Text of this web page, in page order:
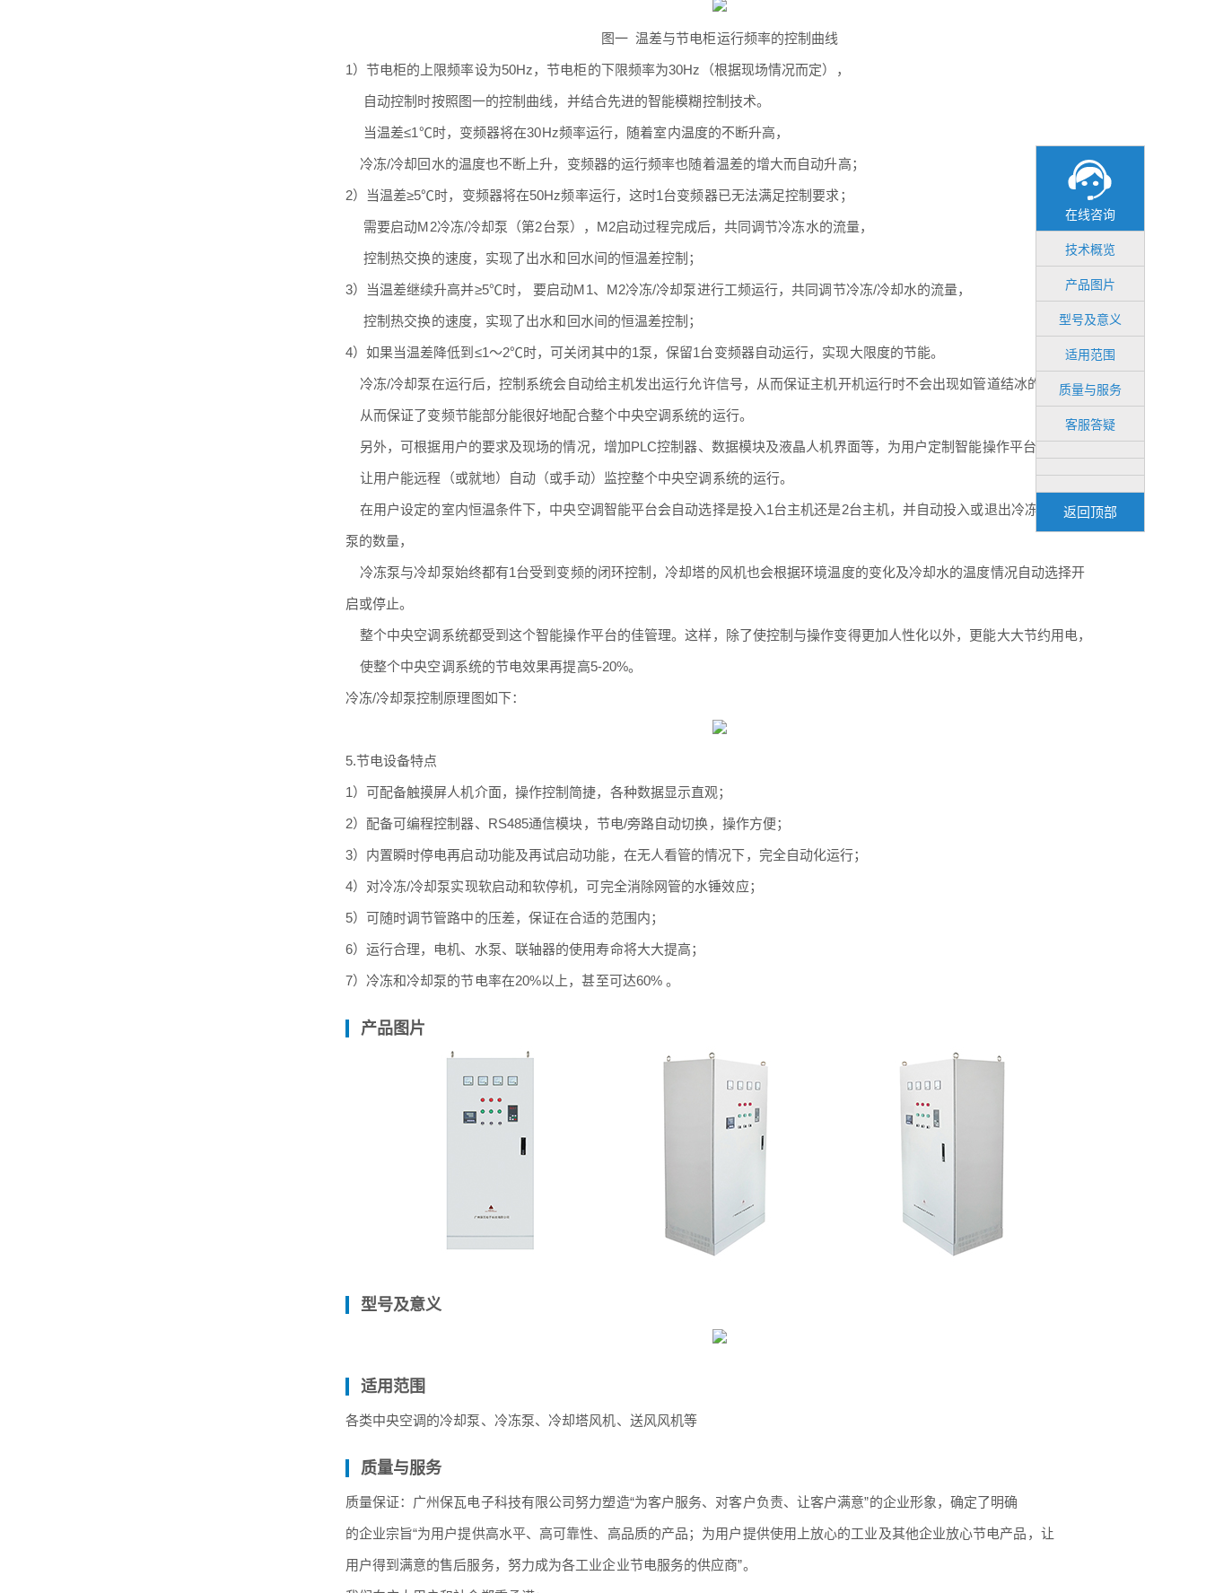
图一 温差与节电柜运行频率的控制曲线
1）节电柜的上限频率设为50Hz，节电柜的下限频率为30Hz（根据现场情况而定），
自动控制时按照图一的控制曲线，并结合先进的智能模糊控制技术。
当温差≤1℃时，变频器将在30Hz频率运行，随着室内温度的不断升高，
冷冻/冷却回水的温度也不断上升，变频器的运行频率也随着温差的增大而自动升高；
2）当温差≥5℃时，变频器将在50Hz频率运行，这时1台变频器已无法满足控制要求；
需要启动M2冷冻/冷却泵（第2台泵），M2启动过程完成后，共同调节冷冻水的流量，
控制热交换的速度，实现了出水和回水间的恒温差控制；
3）当温差继续升高并≥5℃时， 要启动M1、M2冷冻/冷却泵进行工频运行，共同调节冷冻/冷却水的流量，
控制热交换的速度，实现了出水和回水间的恒温差控制；
4）如果当温差降低到≤1～2℃时，可关闭其中的1泵，保留1台变频器自动运行，实现大限度的节能。
冷冻/冷却泵在运行后，控制系统会自动给主机发出运行允许信号，从而保证主机开机运行时不会出现如管道结冰的危险，
从而保证了变频节能部分能很好地配合整个中央空调系统的运行。
另外，可根据用户的要求及现场的情况，增加PLC控制器、数据模块及液晶人机界面等，为用户定制智能操作平台。
让用户能远程（或就地）自动（或手动）监控整个中央空调系统的运行。
在用户设定的室内恒温条件下，中央空调智能平台会自动选择是投入1台主机还是2台主机，并自动投入或退出冷冻泵与冷却
泵的数量，
冷冻泵与冷却泵始终都有1台受到变频的闭环控制，冷却塔的风机也会根据环境温度的变化及冷却水的温度情况自动选择开
启或停止。
整个中央空调系统都受到这个智能操作平台的佳管理。这样，除了使控制与操作变得更加人性化以外，更能大大节约用电，
使整个中央空调系统的节电效果再提高5-20%。
冷冻/冷却泵控制原理图如下：
5.节电设备特点
1）可配备触摸屏人机介面，操作控制简捷，各种数据显示直观；
2）配备可编程控制器、RS485通信模块，节电/旁路自动切换，操作方便；
3）内置瞬时停电再启动功能及再试启动功能，在无人看管的情况下，完全自动化运行；
4）对冷冻/冷却泵实现软启动和软停机，可完全消除网管的水锤效应；
5）可随时调节管路中的压差，保证在合适的范围内；
6）运行合理，电机、水泵、联轴器的使用寿命将大大提高；
7）冷冻和冷却泵的节电率在20%以上，甚至可达60% 。
产品图片
型号及意义
适用范围
各类中央空调的冷却泵、冷冻泵、冷却塔风机、送风风机等
质量与服务
质量保证：广州保瓦电子科技有限公司努力塑造“为客户服务、对客户负责、让客户满意”的企业形象，确定了明确
的企业宗旨“为用户提供高水平、高可靠性、高品质的产品；为用户提供使用上放心的工业及其他企业放心节电产品，让
用户得到满意的售后服务，努力成为各工业企业节电服务的供应商”。
在线咨询
在线咨询
技术概览
产品图片
型号及意义
适用范围
质量与服务
客服答疑
返回顶部